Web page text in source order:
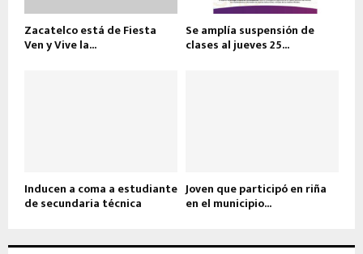
Zacatelco está de Fiesta
Ven y Vive la...
Se amplía suspensión de
clases al jueves 25...
Inducen a coma a estudiante
de secundaria técnica
Joven que participó en riña
en el municipio...